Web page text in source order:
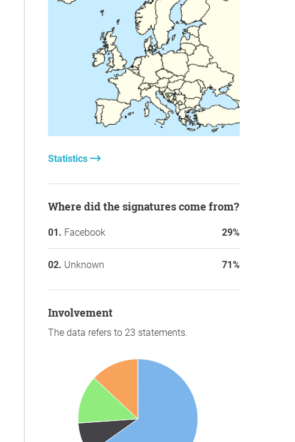
Statistics
Where did the signatures come from?
Facebook 29%
Unknown 71%
involvement
The data refers to 23 statements.